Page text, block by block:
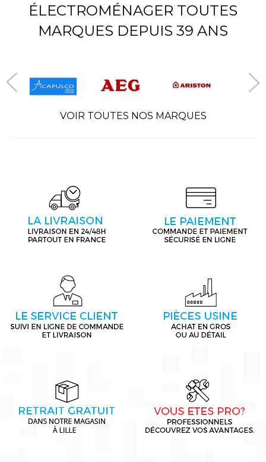
ÉLECTROMÉNAGER TOUTES
MARQUES DEPUIS 39 ANS
VOIR TOUTES NOS MARQUES